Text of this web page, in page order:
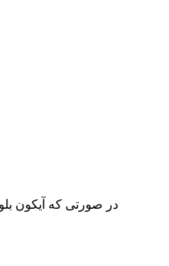
در صورتی که آیکون